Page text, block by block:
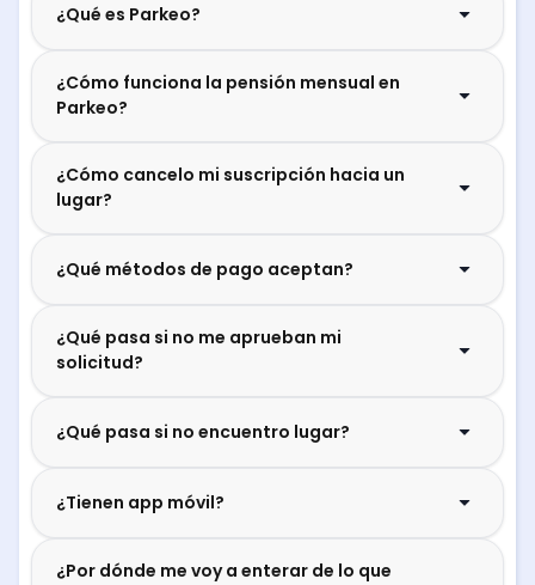
¿Qué es Parkeo?
¿Cómo funciona la pensión mensual en
Parkeo?
¿Cómo cancelo mi suscripción hacia un
lugar?
¿Qué métodos de pago aceptan?
¿Qué pasa si no me aprueban mi
solicitud?
¿Qué pasa si no encuentro lugar?
¿Tienen app móvil?
¿Por dónde me voy a enterar de lo que